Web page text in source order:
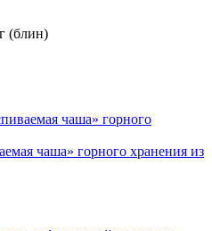
(блин)
чаша» горного хранения из